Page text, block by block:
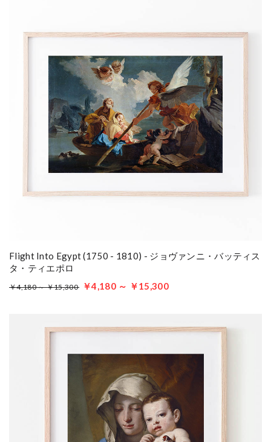
Flight Into Egypt (1750 - 1810) - ジョヴァンニ・バッティス
タ・ティエポロ
￥4,180 ～ ￥15,300 ￥4,180 ～ ￥15,300